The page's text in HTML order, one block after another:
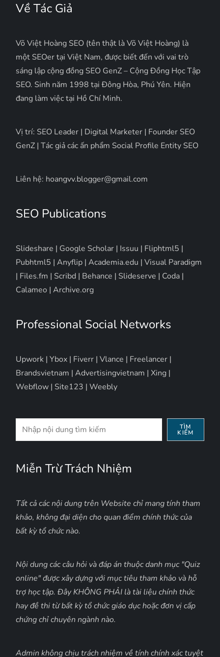
Về Tác Giả
Võ Việt Hoàng SEO (tên thật là Võ Việt Hoàng) là
một SEOer tại Việt Nam, được biết đến với vai trò
sáng lập cộng đồng SEO GenZ – Cộng Đồng Học Tập
SEO. Sinh năm 1998 tại Đông Hòa, Phú Yên. Hiện
đang làm việc tại Hồ Chí Minh.
Vị trí: SEO Leader | Digital Marketer | Founder SEO
GenZ | Tác giả các ấn phẩm Social Profile Entity SEO
Liên hệ: hoangvv.blogger@gmail.com
SEO Publications
Slideshare | Google Scholar | Issuu | Fliphtml5 |
Pubhtml5 |Anyflip |Academia.edu |Visual Paradigm
| Files.fm | Scribd | Behance | Slideserve | Coda |
Calameo |Archive.org
Professional Social Networks
Upwork |Ybox | Fiverr |Vlance | Freelancer |
Brandsvietnam |Advertisingvietnam |Xing |
Webflow | Site123 |Weebly
Tìm
kiếm
TÌM
KIẾM
Miễn Trừ Trách Nhiệm
Tất cả các nội dung trên Website chỉ mang tính tham
khảo, không đại diện cho quan điểm chính thức của
bất kỳ tổ chức nào.
Nội dung các câu hỏi và đáp án thuộc danh mục "Quiz
online" được xây dựng với mục tiêu tham khảo và hỗ
trợ học tập. Đây KHÔNG PHẢI là tài liệu chính thức
hay đề thi từ bất kỳ tổ chức giáo dục hoặc đơn vị cấp
chứng chỉ chuyên ngành nào.
Admin không chịu trách nhiệm về tính chính xác tuyệt